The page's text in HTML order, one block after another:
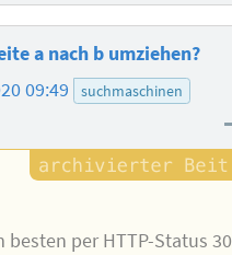
a nach b umziehen?
09:49 suchmaschinen
besten per HTTP-Status